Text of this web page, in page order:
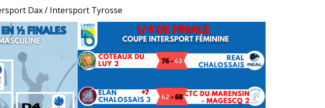
Dax / Intersport Tyrosse